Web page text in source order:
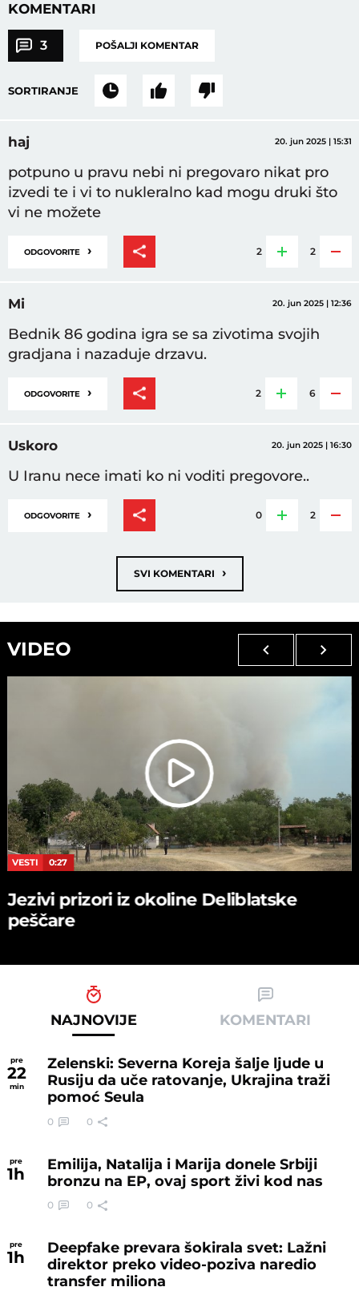
KOMENTARI
3 POŠALJI KOMENTAR
SORTIRANJE
haj 20. jun 2025 | 15:31
potpuno u pravu nebi ni pregovaro nikat pro
izvedi te i vi to nukleralno kad mogu druki što
vi ne možete
ODGOVORITE › 2 2
Mi 20. jun 2025 | 12:36
Bednik 86 godina igra se sa zivotima svojih
gradjana i nazaduje drzavu.
ODGOVORITE › 2 6
Uskoro 20. jun 2025 | 16:30
U Iranu nece imati ko ni voditi pregovore..
ODGOVORITE › 0 2
SVI KOMENTARI ›
VIDEO
VESTI 0:27
Jezivi prizori iz okoline Deliblatske
peščare
NAJNOVIJE KOMENTARI
pre
22
min
Zelenski: Severna Koreja šalje ljude u
Rusiju da uče ratovanje, Ukrajina traži
pomoć Seula
0 0
pre
1h
Emilija, Natalija i Marija donele Srbiji
bronzu na EP, ovaj sport živi kod nas
0 0
pre
1h
Deepfake prevara šokirala svet: Lažni
direktor preko video-poziva naredio
transfer miliona